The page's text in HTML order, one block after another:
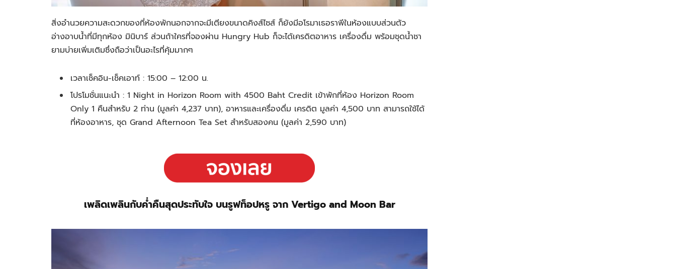
สิ่งอำนวยความสะดวกของที่ห้องพักนอกจากจะมีเตียงขนาดคิงส์ไซส์ ก็ยังมีอโรมาเธอราพีในห้องแบบส่วนตัว
อ่างอาบน้ำที่มีทุกห้อง มินิบาร์ ส่วนถ้าใครที่จองผ่าน Hungry Hub ก็จะได้เครดิตอาหาร เครื่องดื่ม พร้อมชุดน้ำชา
ยามบ่ายเพิ่มเติมซึ่งถือว่าเป็นอะไรที่คุ้มมากๆ
เวลาเช็คอิน-เช็คเอาท์ : 15:00 – 12:00 น.
โปรโมชั่นแนะนำ : 1 Night in Horizon Room with 4500 Baht Credit เข้าพักที่ห้อง Horizon Room
Only 1 คืนสำหรับ 2 ท่าน (มูลค่า 4,237 บาท), อาหารและเครื่องดื่ม เครดิต มูลค่า 4,500 บาท สามารถใช้ได้
ที่ห้องอาหาร, ชุด Grand Afternoon Tea Set สำหรับสองคน (มูลค่า 2,590 บาท)
เพลิดเพลินกับค่ำคืนสุดประทับใจ บนรูฟท็อปหรู จาก Vertigo and Moon Bar